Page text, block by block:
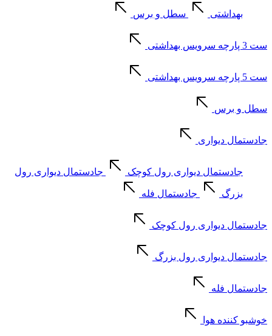
بهداشتی سطل و برس
ست 3 پارچه سرویس بهداشتی
ست 5 پارچه سرویس بهداشتی
سطل و برس
جادستمال دیواری
جادستمال دیواری رول کوچک جادستمال دیواری رول
بزرگ جادستمال فله
جادستمال دیواری رول کوچک
جادستمال دیواری رول بزرگ
جادستمال فله
خوشبو کننده هوا